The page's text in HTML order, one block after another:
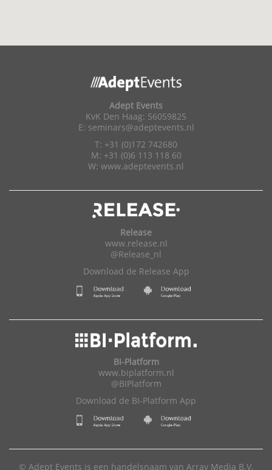
Adept Events
KvK Den Haag: 56059825
E: seminars@adeptevents.nl
T: +31 (0)172 742680
M: +31 (0)6 113 118 60
W: www.adeptevents.nl
Release
www.release.nl
@Release_nl
Download de Release App
BI-Platform
www.biplatform.nl
@BIPlatform
Download de BI-Platform App
© Adept Events is een handelsnaam van Array Media B.V.